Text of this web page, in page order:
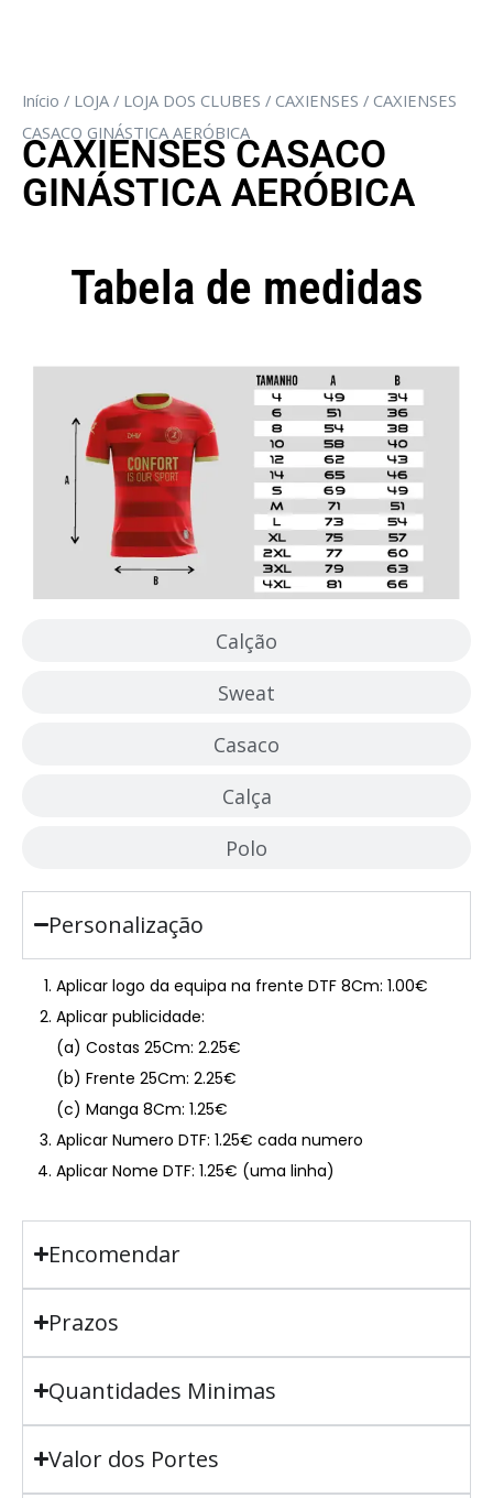
Início / LOJA / LOJA DOS CLUBES / CAXIENSES / CAXIENSES
CASACO GINÁSTICA AERÓBICA
CAXIENSES CASACO
GINÁSTICA AERÓBICA
Tabela de medidas
Calção
Sweat
Casaco
Calça
Polo
Personalização
Aplicar logo da equipa na frente DTF 8Cm: 1.00€
Aplicar publicidade:
(a) Costas 25Cm: 2.25€
(b) Frente 25Cm: 2.25€
(c) Manga 8Cm: 1.25€
Aplicar Numero DTF: 1.25€ cada numero
Aplicar Nome DTF: 1.25€ (uma linha)
Encomendar
Prazos
Quantidades Minimas
Valor dos Portes